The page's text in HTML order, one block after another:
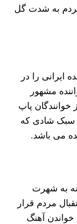
مردم به شدت گل
ایرانی را در
مشهور
پاپ
سبک شادی که
می باشد.
به شهرت
مردم قرار
آهنگ